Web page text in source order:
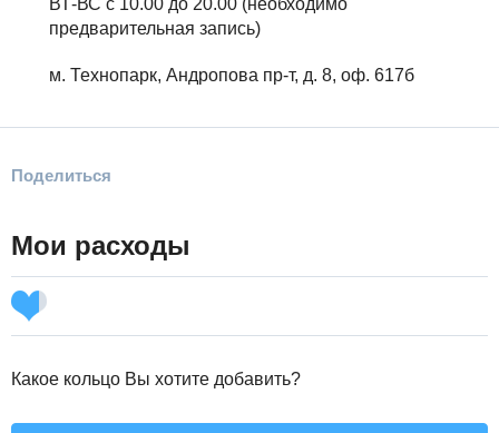
ВТ-ВС с 10.00 до 20.00 (необходимо
предварительная запись)
м. Технопарк, Андропова пр-т, д. 8, оф. 617б
Поделиться
Мои расходы
Какое кольцо Вы хотите добавить?